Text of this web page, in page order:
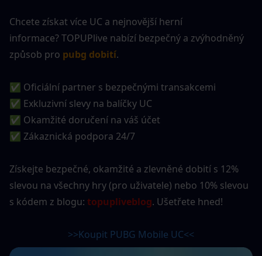
Chcete získat více UC a nejnovější herní
informace? TOPUPlive nabízí bezpečný a zvýhodněný
způsob pro pubg dobití.
✅ Oficiální partner s bezpečnými transakcemi
✅ Exkluzivní slevy na balíčky UC
✅ Okamžité doručení na váš účet
✅ Zákaznická podpora 24/7
Získejte bezpečné, okamžité a zlevněné dobití s 12%
slevou na všechny hry (pro uživatele) nebo 10% slevou
s kódem z blogu: topupliveblog. Ušetřete hned!
>>Koupit PUBG Mobile UC<<